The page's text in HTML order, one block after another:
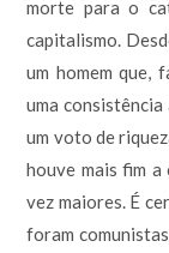
morte para o
capitalismo.
um homem que,
uma consistência
um voto de
houve mais fim a
vez maiores. É
foram